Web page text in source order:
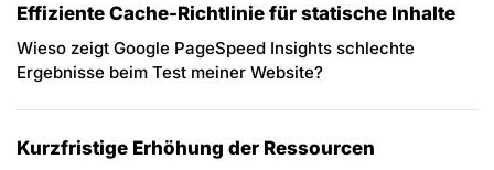
Effiziente Cache-Richtlinie für statische Inhalte
Wieso zeigt Google PageSpeed Insights schlechte
Ergebnisse beim Test meiner Website?
Kurzfristige Erhöhung der Ressourcen